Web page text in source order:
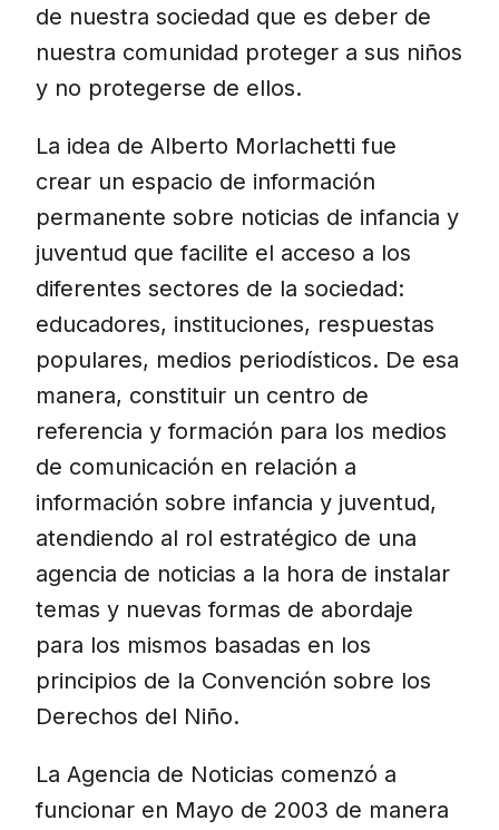
de nuestra sociedad que es deber de
nuestra comunidad proteger a sus niños
y no protegerse de ellos.
La idea de Alberto Morlachetti fue
crear un espacio de información
permanente sobre noticias de infancia y
juventud que facilite el acceso a los
diferentes sectores de la sociedad:
educadores, instituciones, respuestas
populares, medios periodísticos. De esa
manera, constituir un centro de
referencia y formación para los medios
de comunicación en relación a
información sobre infancia y juventud,
atendiendo al rol estratégico de una
agencia de noticias a la hora de instalar
temas y nuevas formas de abordaje
para los mismos basadas en los
principios de la Convención sobre los
Derechos del Niño.
La Agencia de Noticias comenzó a
funcionar en Mayo de 2003 de manera